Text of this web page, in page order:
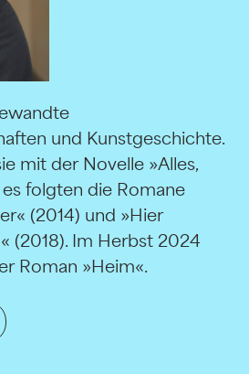
und Kunstgeschichte.
mit der Novelle »Alles,
folgten die Romane
(2014) und »Hier
(2018). Im Herbst 2024
Roman »Heim«.